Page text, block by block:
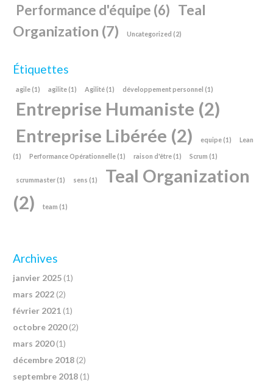
Performance d'équipe (6) Teal
Organization (7) Uncategorized (2)
Étiquettes
agile(1) agilite(1) Agilité(1) développement personnel (1)
Entreprise Humaniste (2)
Entreprise Libérée (2) equipe(1) Lean
(1) Performance Opérationnelle(1) raison d'être(1) Scrum (1)
scrummaster(1) sens (1)
Teal Organization
(2)
team (1)
Archives
janvier 2025(1)
mars 2022(2)
février 2021(1)
octobre 2020(2)
mars 2020(1)
décembre 2018(2)
septembre 2018(1)